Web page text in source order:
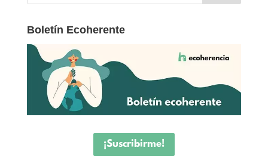
Boletín Ecoherente
¡Suscribirme!